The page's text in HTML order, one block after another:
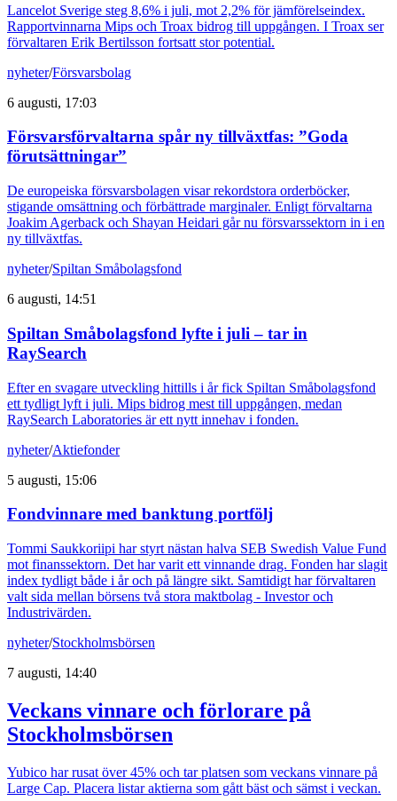
Lancelot Sverige steg 8,6% i juli, mot 2,2% för jämförelseindex.
Rapportvinnarna Mips och Troax bidrog till uppgången. I Troax ser
förvaltaren Erik Bertilsson fortsatt stor potential.
nyheter/Försvarsbolag
6 augusti, 17:03
Försvarsförvaltarna spår ny tillväxtfas: ”Goda
förutsättningar”
De europeiska försvarsbolagen visar rekordstora orderböcker,
stigande omsättning och förbättrade marginaler. Enligt förvaltarna
Joakim Agerback och Shayan Heidari går nu försvarssektorn in i en
ny tillväxtfas.
nyheter/Spiltan Småbolagsfond
6 augusti, 14:51
Spiltan Småbolagsfond lyfte i juli – tar in
RaySearch
Efter en svagare utveckling hittills i år fick Spiltan Småbolagsfond
ett tydligt lyft i juli. Mips bidrog mest till uppgången, medan
RaySearch Laboratories är ett nytt innehav i fonden.
nyheter/Aktiefonder
5 augusti, 15:06
Fondvinnare med banktung portfölj
Tommi Saukkoriipi har styrt nästan halva SEB Swedish Value Fund
mot finanssektorn. Det har varit ett vinnande drag. Fonden har slagit
index tydligt både i år och på längre sikt. Samtidigt har förvaltaren
valt sida mellan börsens två stora maktbolag - Investor och
Industrivärden.
nyheter/Stockholmsbörsen
7 augusti, 14:40
Veckans vinnare och förlorare på
Stockholmsbörsen
Yubico har rusat över 45% och tar platsen som veckans vinnare på
Large Cap. Placera listar aktierna som gått bäst och sämst i veckan.